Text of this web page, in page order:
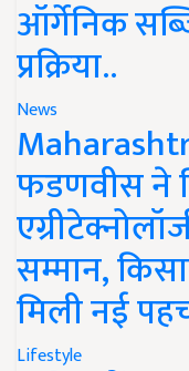
ऑर्गेनिक
प्रक्रिया..
News
फडणवीस ने
सम्मान,
मिली नई
Lifestyle